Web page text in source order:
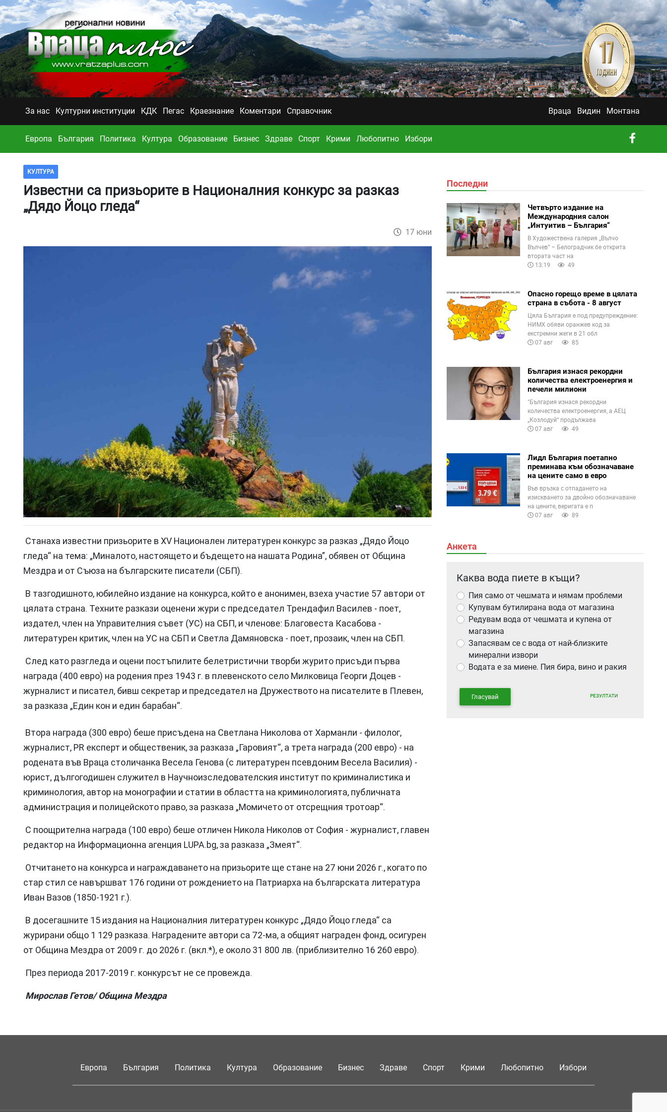
За нас Културни институции КДК Пегас Краезнание Коментари Справочник Враца Видин Монтана
Европа България Политика Култура Образование Бизнес Здраве Спорт Крими Любопитно Избори
КУЛТУРА
Известни са призьорите в Националния конкурс за разказ
„Дядо Йоцо гледа“
17 юни
Станаха известни призьорите в XV Национален литературен конкурс за разказ „Дядо Йоцо
гледа“ на тема: „Миналото, настоящето и бъдещето на нашата Родина”, обявен от Община
Мездра и от Съюза на българските писатели (СБП).
В тазгодишното, юбилейно издание на конкурса, който е анонимен, взеха участие 57 автори от
цялата страна. Техните разкази оценени жури с председател Трендафил Василев - поет,
издател, член на Управителния съвет (УС) на СБП, и членове: Благовеста Касабова -
литературен критик, член на УС на СБП и Светла Дамяновска - поет, прозаик, член на СБП.
След като разгледа и оцени постъпилите белетристични творби журито присъди първа
награда (400 евро) на родения през 1943 г. в плевенското село Милковица Георги Доцев -
журналист и писател, бивш секретар и председател на Дружеството на писателите в Плевен,
за разказа „Един кон и един барабан“.
Втора награда (300 евро) беше присъдена на Светлана Николова от Харманли - филолог,
журналист, PR експерт и общественик, за разказа „Гаровият“, а трета награда (200 евро) - на
родената във Враца столичанка Весела Генова (с литературен псевдоним Весела Василия) -
юрист, дългогодишен служител в Научноизследователския институт по криминалистика и
криминология, автор на монографии и статии в областта на криминологията, публичната
администрация и полицейското право, за разказа „Момичето от отсрещния тротоар“.
С поощрителна награда (100 евро) беше отличен Никола Николов от София - журналист, главен
редактор на Информационна агенция LUPA.bg, за разказа „Змеят“.
Отчитането на конкурса и награждаването на призьорите ще стане на 27 юни 2026 г., когато по
стар стил се навършват 176 години от рождението на Патриарха на българската литература
Иван Вазов (1850-1921 г.).
В досегашните 15 издания на Националния литературен конкурс „Дядо Йоцо гледа“ са
журирани общо 1 129 разказа. Наградените автори са 72-ма, а общият награден фонд, осигурен
от Община Мездра от 2009 г. до 2026 г. (вкл.*), е около 31 800 лв. (приблизително 16 260 евро).
През периода 2017-2019 г. конкурсът не се провежда.
Мирослав Гетов/ Община Мездра
Последни
Четвърто издание на
Международния салон
„Интуитив – България“
В Художествена галерия „Вълчо
Вълчев“ – Белоградчик бе открита
втората част на
13:19
49
Опасно горещо време в цялата
страна в събота - 8 август
Цяла България е под предупреждение:
НИМХ обяви оранжев код за
екстремни жеги в 21 обл
07 авг
85
България изнася рекордни
количества електроенергия и
печели милиони
"България изнася рекордни
количества електроенергия, а АЕЦ
„Козлодуй“ продължава
07 авг
49
Лидл България поетапно
преминава към обозначаване
на цените само в евро
Във връзка с отпадането на
изискването за двойно обозначаване
на цените, веригата е п
07 авг
89
Анкета
Каква вода пиете в къщи?
Пия само от чешмата и нямам проблеми
Купувам бутилирана вода от магазина
Редувам вода от чешмата и купена от
магазина
Запасявам се с вода от най-близките
минерални извори
Водата е за миене. Пия бира, вино и ракия
Гласувай РЕЗУЛТАТИ
Европа България Политика Култура Образование Бизнес Здраве Спорт Крими Любопитно Избори